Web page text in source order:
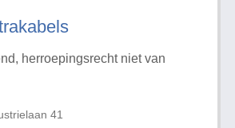
herroepingsrecht niet van
41